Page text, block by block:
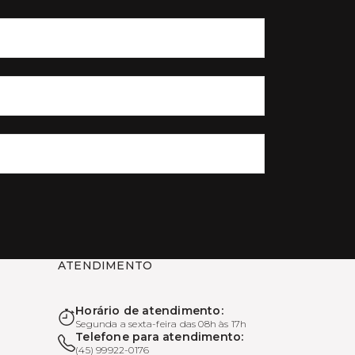
ATENDIMENTO
Horário de atendimento:
Segunda a sexta-feira das 08h às 17h
Telefone para atendimento:
(45) 99922-0176